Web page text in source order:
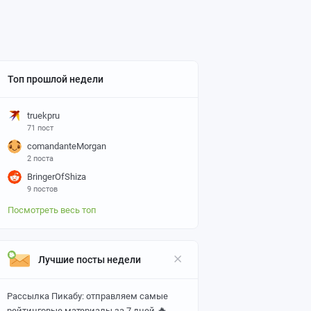
Топ прошлой недели
truekpru
71 пост
comandanteMorgan
2 поста
BringerOfShiza
9 постов
Посмотреть весь топ
Лучшие посты недели
Рассылка Пикабу: отправляем самые